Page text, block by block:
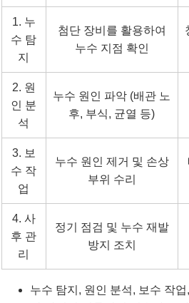
1. 누
수 탐
지
첨단 장비를 활용하여
누수 지점 확인
2. 원
인 분
석
누수 원인 파악 (배관 노
후, 부식, 균열 등)
3. 보
수 작
업
누수 원인 제거 및 손상
부위 수리
4. 사
후 관
리
정기 점검 및 누수 재발
방지 조치
누수 탐지, 원인 분석, 보수 작